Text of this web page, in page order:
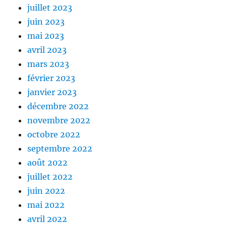
juillet 2023
juin 2023
mai 2023
avril 2023
mars 2023
février 2023
janvier 2023
décembre 2022
novembre 2022
octobre 2022
septembre 2022
août 2022
juillet 2022
juin 2022
mai 2022
avril 2022